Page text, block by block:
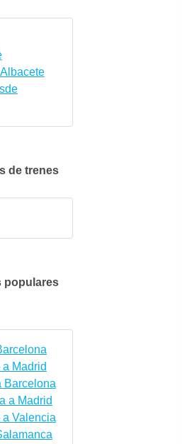
12 oct.
de trenes
populares
Madrid
Barcelona
a Madrid
Valencia